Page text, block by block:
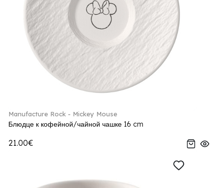
Manufacture Rock - Mickey Mouse
Блюдце к кофейной/чайной чашке 16 cm
21.00€